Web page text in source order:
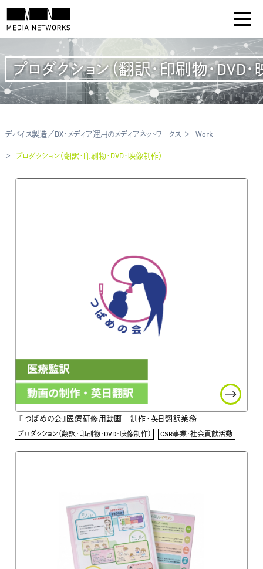
プロダクション（翻訳・印刷物・DVD
デバイス製造／DX・メディア運用のメディアネットワークス Work
プロダクション（翻訳・印刷物・DVD・映像制作）
『つばめの会』医療研修用動画 制作・英日翻訳業務
プロダクション（翻訳・印刷物・DVD・映像制作） CSR事業・社会貢献活動